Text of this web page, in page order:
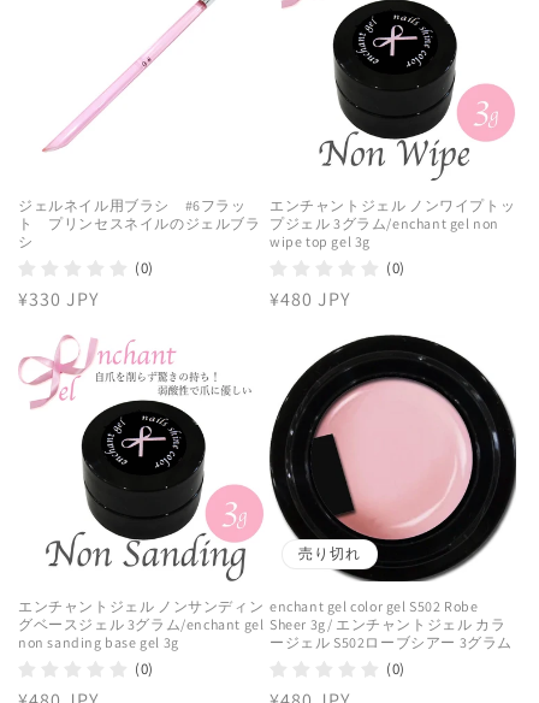
ジェルネイル用ブラシ #6フラッ
ト プリンセスネイルのジェルブラ
シ
(0)
通
価
格
¥330 JPY
エンチャントジェル ノンワイプトッ
プジェル 3グラム/enchant gel non
wipe top gel 3g
(0)
通
格
¥480 JPY
エンチャントジェル ノンサンディン
グベースジェル 3グラム/enchant gel
non sanding base gel 3g
(0)
売り切れ
enchant gel color gel S502 Robe
Sheer 3g/ エンチャントジェル カラ
ージェル S502ローブシアー 3グラム
(0)